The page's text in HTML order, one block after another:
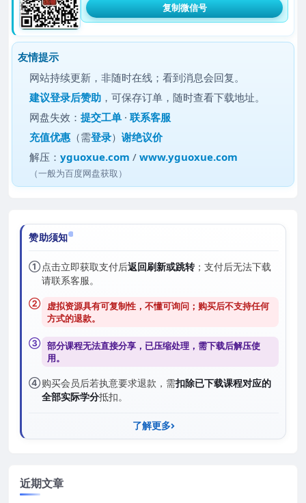
复制微信号
友情提示
网站持续更新，非随时在线；看到消息会回复。
建议登录后赞助 ，可保存订单，随时查看下载地址。
网盘失效：提交工单 ·联系客服
充值优惠 （需登录）谢绝议价
解压：yguoxue.com /www.yguoxue.com
（一般为百度网盘获取）
赞助须知
①点击立即获取支付后返回刷新或跳转；支付后无法下载
请联系客服。
② 虚拟资源具有可复制性，不懂可询问；购买后不支持任何
方式的退款。
③ 部分课程无法直接分享，已压缩处理，需下载后解压使
用。
④购买会员后若执意要求退款，需扣除已下载课程对应的
全部实际学分抵扣。
了解更多
近期文章